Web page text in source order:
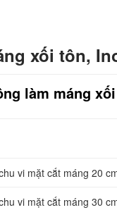
xối tôn,
làm máng
vi mặt cắt máng 20
vi mặt cắt máng 30